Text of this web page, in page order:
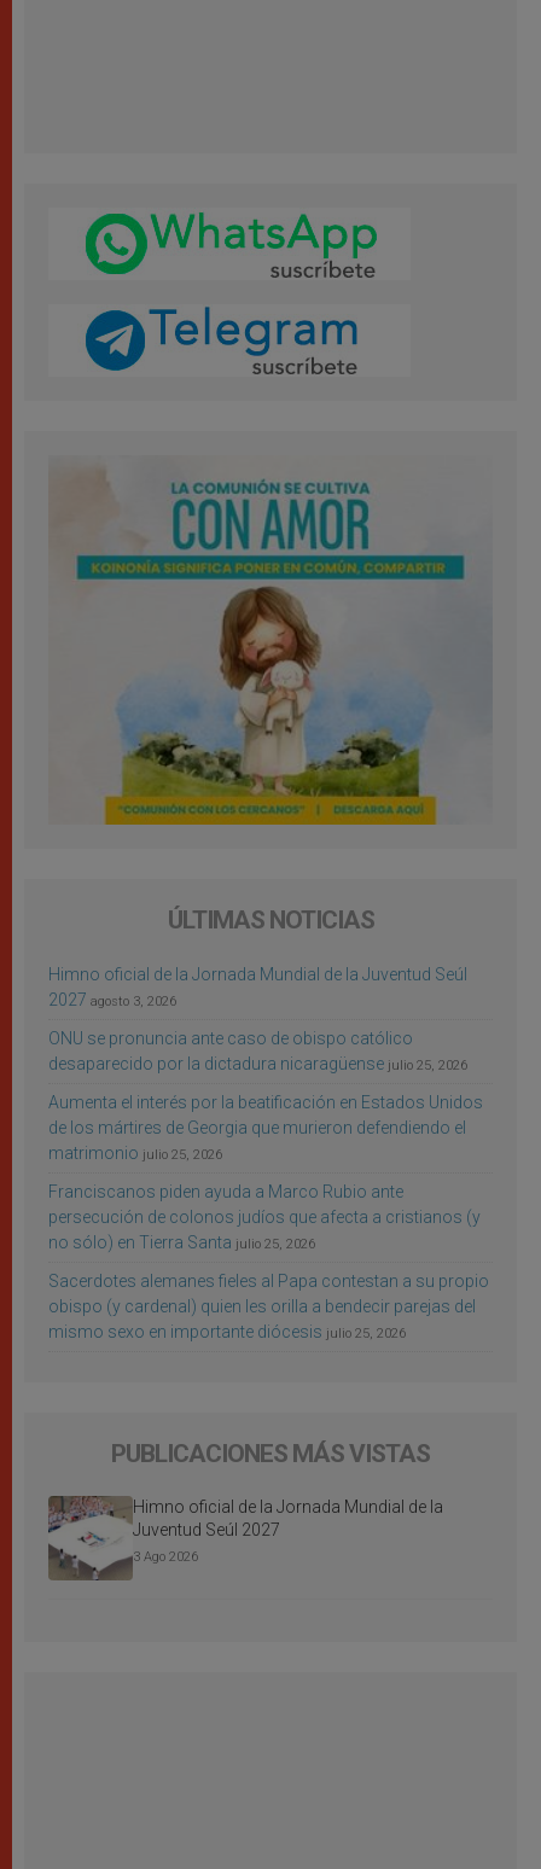
ÚLTIMAS NOTICIAS
Himno oficial de la Jornada Mundial de la Juventud Seúl
2027 agosto 3, 2026
ONU se pronuncia ante caso de obispo católico
desaparecido por la dictadura nicaragüense julio 25, 2026
Aumenta el interés por la beatificación en Estados Unidos
de los mártires de Georgia que murieron defendiendo el
matrimonio julio 25, 2026
Franciscanos piden ayuda a Marco Rubio ante
persecución de colonos judíos que afecta a cristianos (y
no sólo) en Tierra Santa julio 25, 2026
Sacerdotes alemanes fieles al Papa contestan a su propio
obispo (y cardenal) quien les orilla a bendecir parejas del
mismo sexo en importante diócesis julio 25, 2026
PUBLICACIONES MÁS VISTAS
Himno oficial de la Jornada Mundial de la
Juventud Seúl 2027
3 Ago 2026